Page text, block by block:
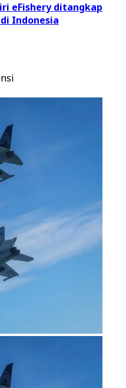
eFishery ditangkap
Indonesia